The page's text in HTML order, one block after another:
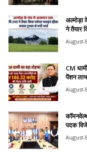
अल्मोड़ा
ने तैयार
August
CM
पेंशन
August
पदक
August